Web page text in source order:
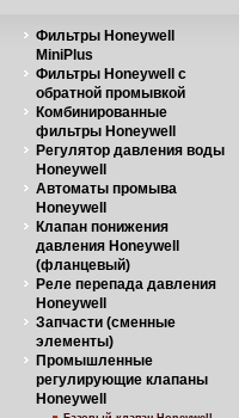
Фильтры Honeywell
MiniPlus
Фильтры Honeywell с
обратной промывкой
Комбинированные
фильтры Honeywell
Регулятор давления воды
Honeywell
Автоматы промыва
Honeywell
Клапан понижения
давления Honeywell
(фланцевый)
Реле перепада давления
Honeywell
Запчасти (сменные
элементы)
Промышленные
регулирующие клапаны
Honeywell